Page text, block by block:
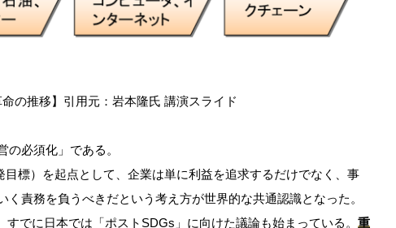
の推移】引用元：岩本隆氏 講演スライド
必須化」である。
標）を起点として、企業は単に利益を追求するだけでなく、事
責務を負うべきだという考え方が世界的な共通認識となった。
でに日本では「ポストSDGs」に向けた議論も始まっている。 重